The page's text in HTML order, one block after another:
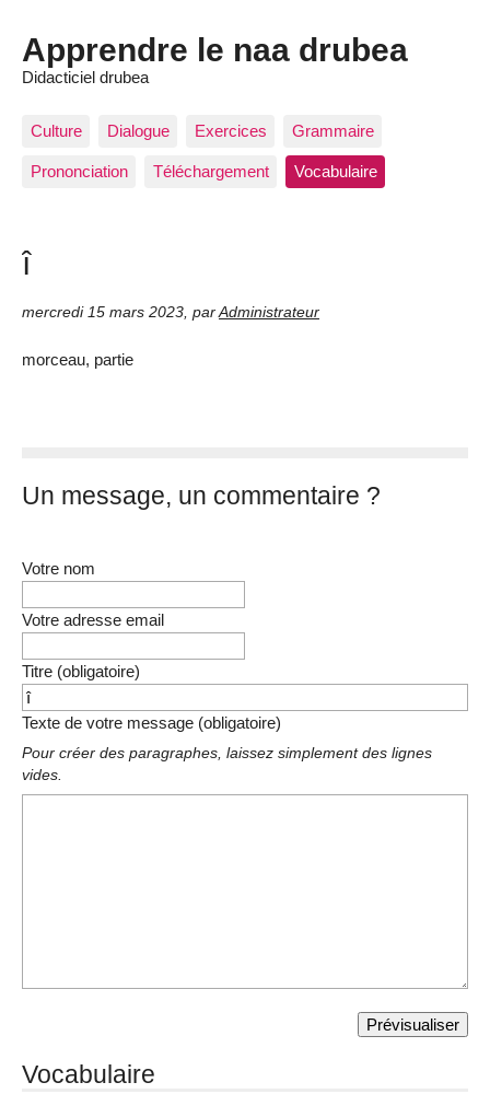
Apprendre le naa drubea
Didacticiel drubea
Culture Dialogue Exercices Grammaire
Prononciation Téléchargement Vocabulaire
î
mercredi 15 mars 2023 par Administrateur
morceau, partie
Un message, un commentaire ?
Votre nom
Votre adresse email
Titre (obligatoire)
Texte de votre message (obligatoire)
Pour créer des paragraphes, laissez simplement des lignes
vides.
Vocabulaire